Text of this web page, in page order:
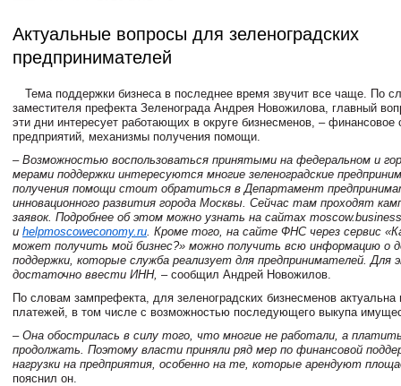
Актуальные вопросы для зеленоградских
предпринимателей
Тема поддержки бизнеса в последнее время звучит все чаще. По
заместителя префекта Зеленограда Андрея Новожилова, главный
эти дни интересует работающих в округе бизнесменов, – финансовое
предприятий, механизмы получения помощи.
– Возможностью воспользоваться принятыми на федеральном и
мерами поддержки интересуются многие зеленоградские
получения помощи стоит обратиться в Департамент
инновационного развития города Москвы. Сейчас там проходят
заявок. Подробнее об этом можно узнать на сайтах
и helpmoscoweconomy.ru . Кроме того, на сайте ФНС через сервис
может получить мой бизнес?» можно получить всю информацию о
поддержки, которые служба реализует для предпринимателей. Для
достаточно ввести ИНН, – сообщил Андрей Новожилов.
По словам зампрефекта, для зеленоградских бизнесменов
платежей, в том числе с возможностью последующего выкупа
– Она обострилась в силу того, что многие не работали, а
продолжать. Поэтому власти приняли ряд мер по финансовой
нагрузки на предприятия, особенно на те, которые арендуют
пояснил он.